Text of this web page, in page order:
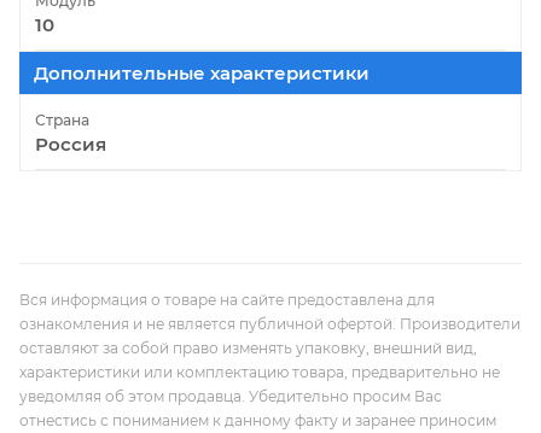
10
Дополнительные характеристики
Страна
Россия
Вся информация о товаре на сайте предоставлена для
ознакомления и не является публичной офертой. Производители
оставляют за собой право изменять упаковку, внешний вид,
характеристики или комплектацию товара, предварительно не
уведомляя об этом продавца. Убедительно просим Вас
отнестись с пониманием к данному факту и заранее приносим